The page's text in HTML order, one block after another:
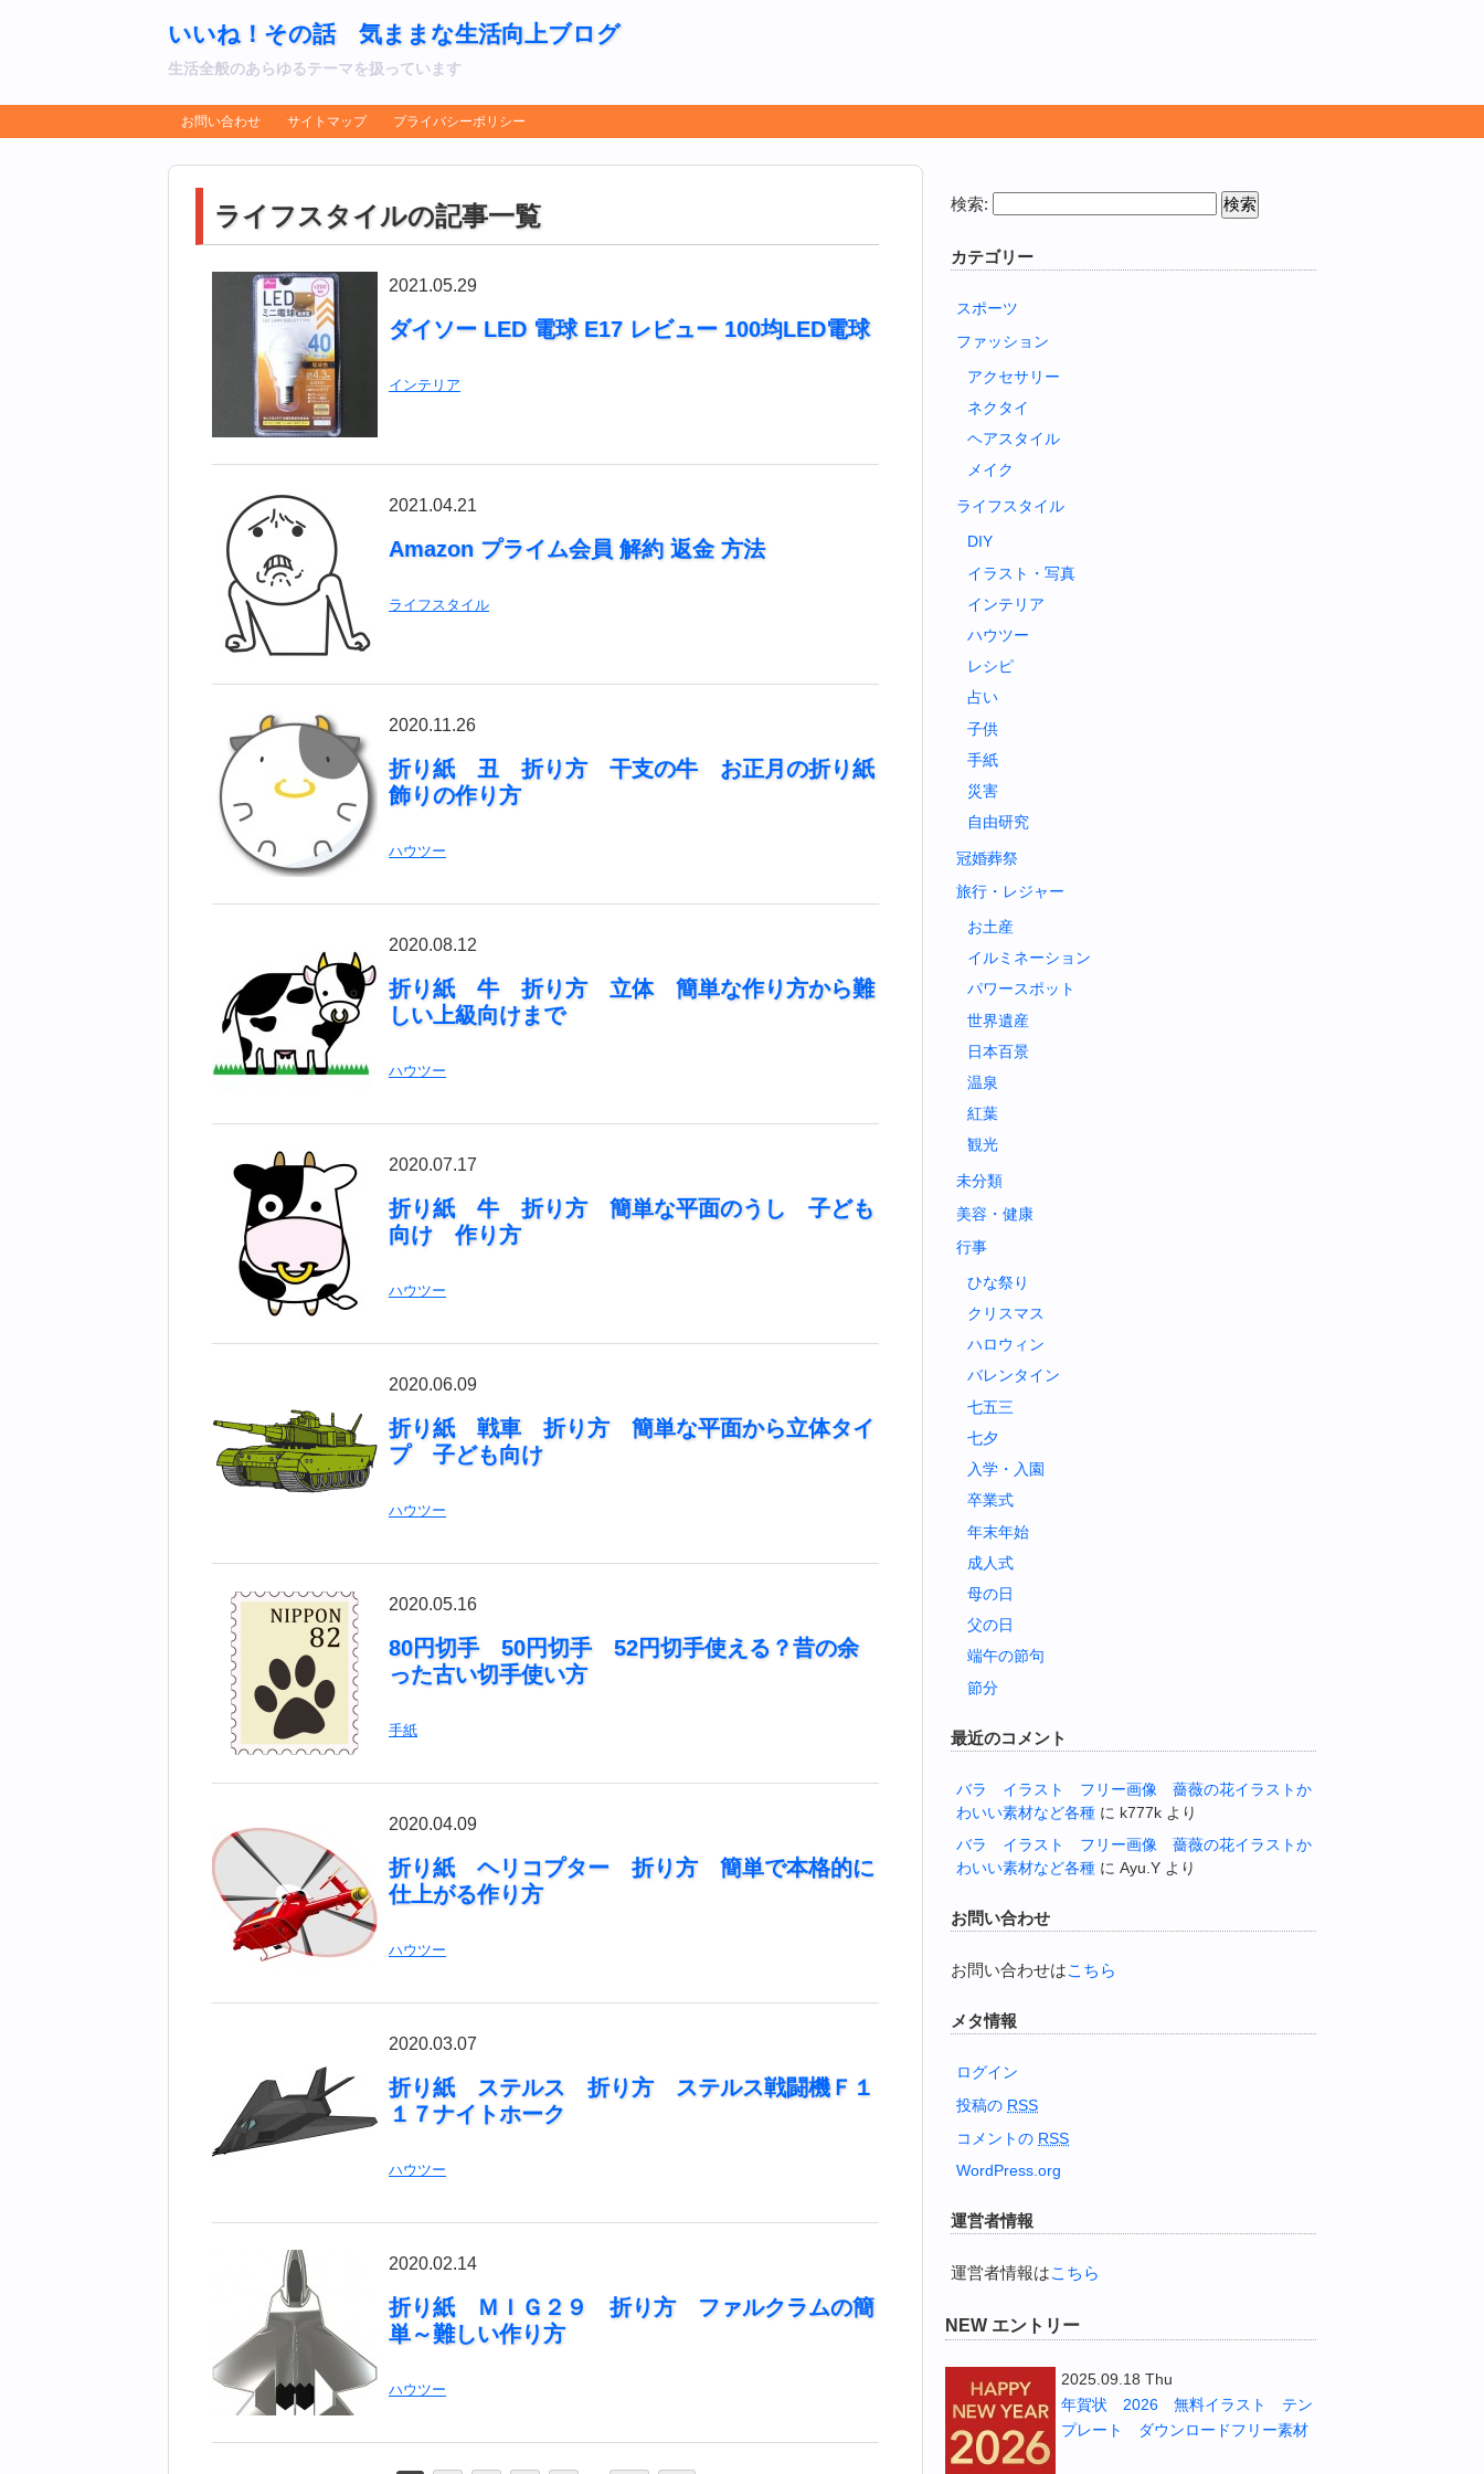
いいね！その話 気ままな生活向上ブログ
生活全般のあらゆるテーマを扱っています
お問い合わせ サイトマップ プライバシーポリシー
ライフスタイルの記事一覧
2021.05.29
ダイソー LED 電球 E17 レビュー 100均LED電球
インテリア
2021.04.21
Amazon プライム会員 解約 返金 方法
ライフスタイル
2020.11.26
折り紙 丑 折り方 干支の牛 お正月の折り紙
飾りの作り方
ハウツー
2020.08.12
折り紙 牛 折り方 立体 簡単な作り方から難
しい上級向けまで
ハウツー
2020.07.17
折り紙 牛 折り方 簡単な平面のうし 子ども
向け 作り方
ハウツー
2020.06.09
折り紙 戦車 折り方 簡単な平面から立体タイ
プ 子ども向け
ハウツー
2020.05.16
80円切手 50円切手 52円切手使える？昔の余
った古い切手使い方
手紙
2020.04.09
折り紙 ヘリコプター 折り方 簡単で本格的に
仕上がる作り方
ハウツー
2020.03.07
折り紙 ステルス 折り方 ステルス戦闘機Ｆ１
１７ナイトホーク
ハウツー
2020.02.14
折り紙 ＭＩＧ２９ 折り方 ファルクラムの簡
単～難しい作り方
ハウツー
検索:
カテゴリー
スポーツ
ファッション
アクセサリー
ネクタイ
ヘアスタイル
メイク
ライフスタイル
DIY
イラスト・写真
インテリア
ハウツー
レシピ
占い
子供
手紙
災害
自由研究
冠婚葬祭
旅行・レジャー
お土産
イルミネーション
パワースポット
世界遺産
日本百景
温泉
紅葉
観光
未分類
美容・健康
行事
ひな祭り
クリスマス
ハロウィン
バレンタイン
七五三
七夕
入学・入園
卒業式
年末年始
成人式
母の日
父の日
端午の節句
節分
最近のコメント
バラ イラスト フリー画像 薔薇の花イラストか
わいい素材など各種 に k777k より
バラ イラスト フリー画像 薔薇の花イラストか
わいい素材など各種 に Ayu.Y より
お問い合わせ
お問い合わせはこちら
メタ情報
ログイン
投稿の RSS
コメントの RSS
WordPress.org
運営者情報
運営者情報はこちら
NEW エントリー
2025.09.18 Thu
年賀状 2026 無料イラスト テン
プレート ダウンロードフリー素材